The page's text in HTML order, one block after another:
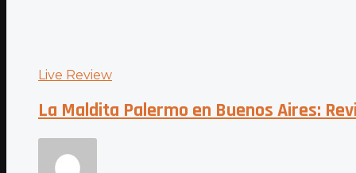
Live Review
La Maldita Palermo en Buenos Aires: